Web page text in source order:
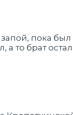
пока был
а то брат